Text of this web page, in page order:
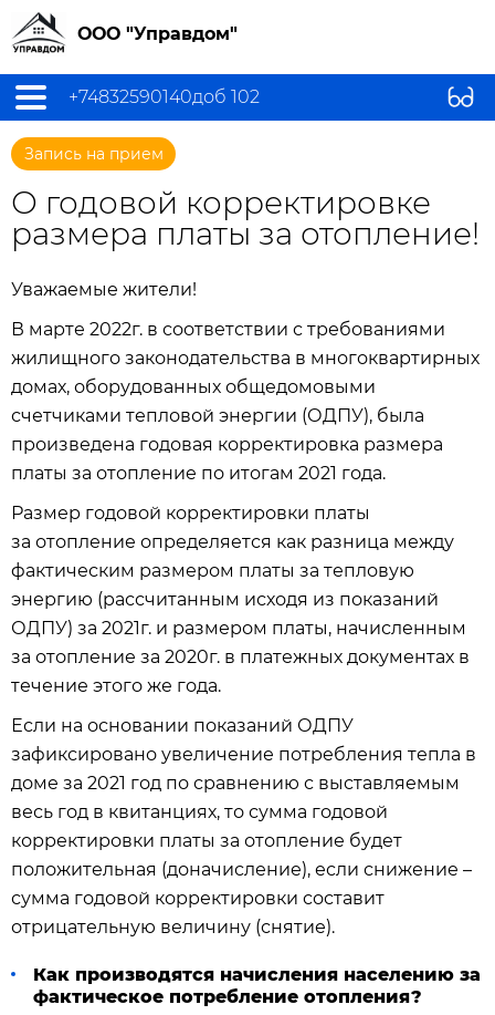
ООО "Управдом"
+74832590140доб 102
Запись на прием
О годовой корректировке
размера платы за отопление!
Уважаемые жители!
В марте 2022г. в соответствии с требованиями
жилищного законодательства в многоквартирных
домах, оборудованных общедомовыми
счетчиками тепловой энергии (ОДПУ), была
произведена годовая корректировка размера
платы за отопление по итогам 2021 года.
Размер годовой корректировки платы
за отопление определяется как разница между
фактическим размером платы за тепловую
энергию (рассчитанным исходя из показаний
ОДПУ) за 2021г. и размером платы, начисленным
за отопление за 2020г. в платежных документах в
течение этого же года.
Если на основании показаний ОДПУ
зафиксировано увеличение потребления тепла в
доме за 2021 год по сравнению с выставляемым
весь год в квитанциях, то сумма годовой
корректировки платы за отопление будет
положительная (доначисление), если снижение –
сумма годовой корректировки составит
отрицательную величину (снятие).
Как производятся начисления населению за
фактическое потребление отопления?